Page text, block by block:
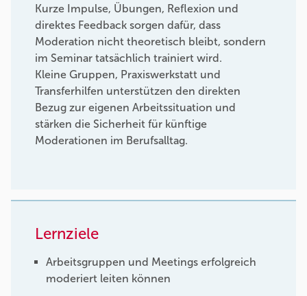
Kurze Impulse, Übungen, Reflexion und
direktes Feedback sorgen dafür, dass
Moderation nicht theoretisch bleibt, sondern
im Seminar tatsächlich trainiert wird.
Kleine Gruppen, Praxiswerkstatt und
Transferhilfen unterstützen den direkten
Bezug zur eigenen Arbeitssituation und
stärken die Sicherheit für künftige
Moderationen im Berufsalltag.
Lernziele
Arbeitsgruppen und Meetings erfolgreich
moderiert leiten können